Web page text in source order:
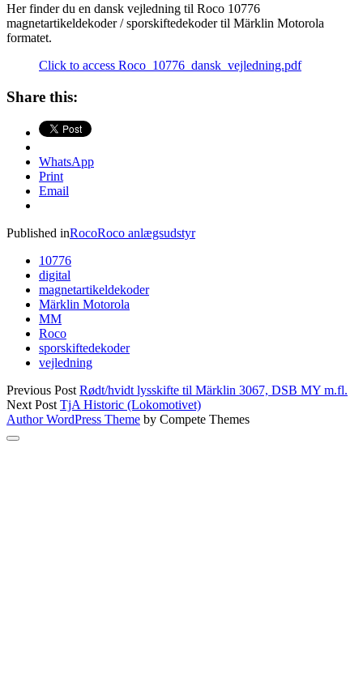
Her finder du en dansk vejledning til Roco 10776
magnetartikeldekoder / sporskiftedekoder til Märklin Motorola
formatet.
Click to access Roco_10776_dansk_vejledning.pdf
Share this:
WhatsApp
Print
Email
Published inRocoRoco anlægsudstyr
10776
digital
magnetartikeldekoder
Märklin Motorola
MM
Roco
sporskiftedekoder
vejledning
Previous Post Rødt/hvidt lysskifte til Märklin 3067, DSB MY m.fl.
Next Post TjA Historic (Lokomotivet)
Author WordPress Theme by Compete Themes
Scroll